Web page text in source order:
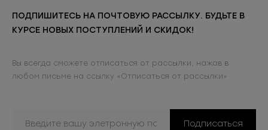
ПОДПИШИТЕСЬ НА ПОЧТОВУЮ РАССЫЛКУ. БУДЬТЕ В
КУРСЕ НОВЫХ ПОСТУПЛЕНИЙ И СКИДОК!
Вы всегда сможете отписаться от рассылки, нажав в
любом письме на ссылку «Отписаться от рассылки»
Подписаться